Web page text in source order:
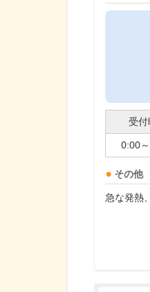
受付
0:00
その他
急な発熱